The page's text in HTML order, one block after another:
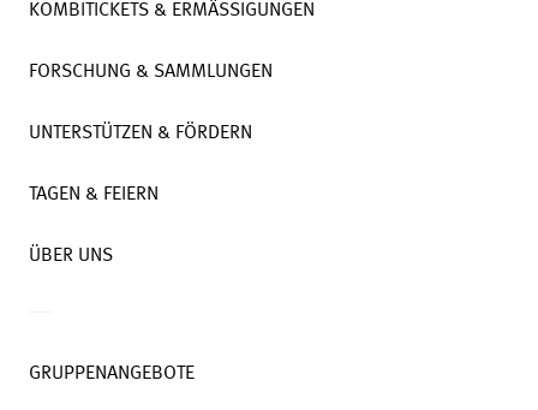
KOMBITICKETS & ERMÄSSIGUNGEN
FORSCHUNG & SAMMLUNGEN
UNTERSTÜTZEN & FÖRDERN
TAGEN & FEIERN
ÜBER UNS
GRUPPENANGEBOTE